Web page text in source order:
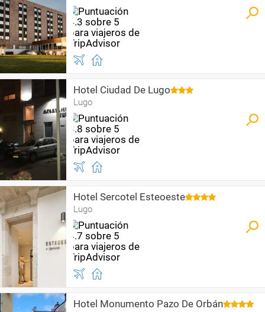
Hotel Ciudad De Lugo
Lugo
Hotel Sercotel Esteoeste
Lugo
Hotel Monumento Pazo De Orbán